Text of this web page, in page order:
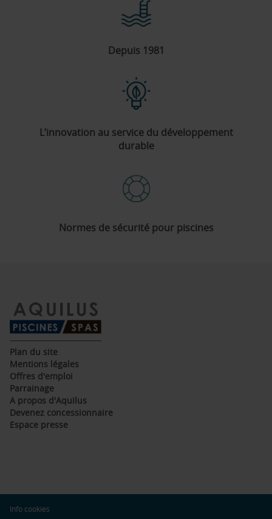
Depuis 1981
L’innovation au service du développement
durable
Normes de sécurité pour piscines
Plan du site(ouvre
dans
une
nouvelle
Mentions légales
fenêtre)
Offres d'emploi
une
nouvelle
fenêtre)
Parrainage(ouvre
dans
une
nouvelle
fenêtre)
A propos d'Aquilus
dans
une
Devenez concessionnaire(ouvre
Espace presse(ouvre
Info cookies